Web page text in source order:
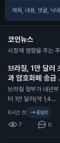
코인뉴스
시장에 영향을 주는
브라질, 1만 달러
과 암호화폐 송금
연 발표
N
브라질 정부가 내년부
터 1만 달러(약 1,400
만 원) 이상의 암호화
폐 송금을 최대 24시
간 지연시키기로 했습
니다. 이는 새로운 사
6시간 전 중립적
7 0